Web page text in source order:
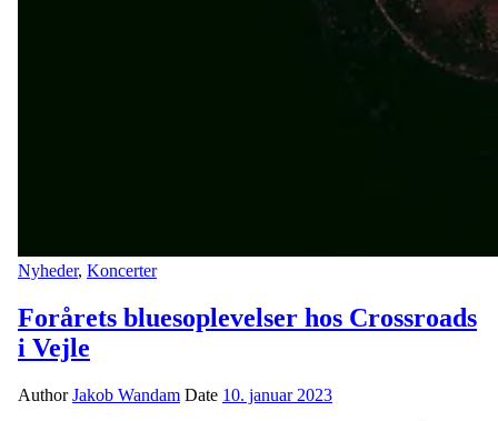
Nyheder, Koncerter
Forårets bluesoplevelser hos Crossroads
i Vejle
AuthorJakob Wandam Date 10. januar 2023